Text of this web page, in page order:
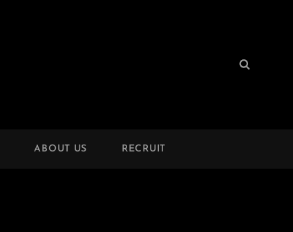
検
ABOUT US RECRUIT